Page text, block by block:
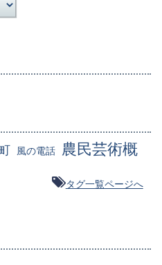
風の電話
農民芸術概
タグ一覧ページへ